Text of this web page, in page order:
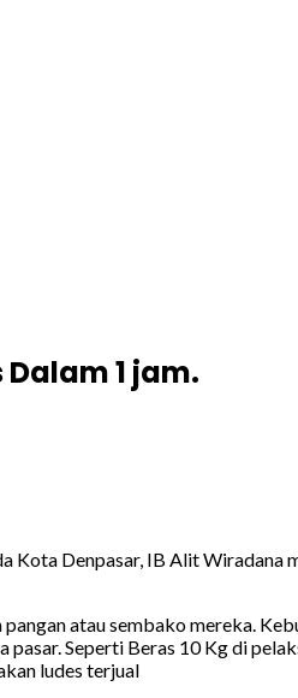
1 jam.
Kota Denpasar, IB Alit Wiradana
atau sembako mereka.
Seperti Beras 10 Kg di
ludes terjual